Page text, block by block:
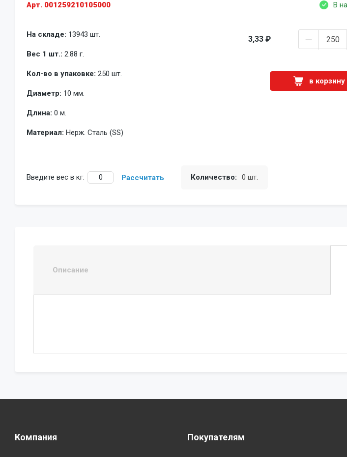
Арт. 001259210105000 В
На складе: 13943 шт.
Вес 1 шт.: 2.88 г.
Кол-во в упаковке: 250 шт.
Диаметр: 10 мм.
Длина: 0 м.
Материал: Нерж. Сталь (SS)
3,33 ₽
в корзину
Введите вес в кг: Рассчитать Количество: 0 шт.
Описание
Компания Покупателям